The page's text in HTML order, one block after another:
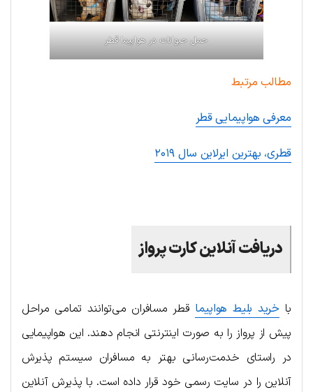
حمل حیوانات در هواپیما قطر
مطالب مرتبط
معرفی هواپیمایی قطر
قطری، بهترین ایرلاین سال ۲۰۱۹
دریافت آنلاین کارت پرواز
با خرید بلیط هواپیما قطر مسافران می‌توانند تمامی مراحل
پیش از پرواز را به صورت اینترنتی انجام دهند. این هواپیمایی
در راستای خدمت‌رسانی بهتر به مسافران سیستم پذیرش
آنلاین را در سایت رسمی خود قرار داده است. با پذیرش آنلاین